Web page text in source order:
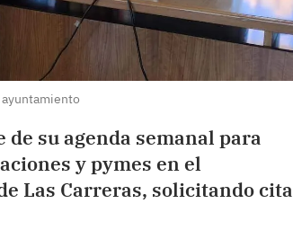
su agenda semanal para
y pymes en el
Las Carreras, solicitando cita